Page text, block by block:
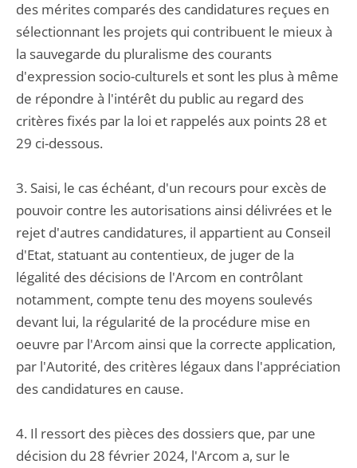
des mérites comparés des candidatures reçues en
sélectionnant les projets qui contribuent le mieux à
la sauvegarde du pluralisme des courants
d'expression socio-culturels et sont les plus à même
de répondre à l'intérêt du public au regard des
critères fixés par la loi et rappelés aux points 28 et
29 ci-dessous.
3. Saisi, le cas échéant, d'un recours pour excès de
pouvoir contre les autorisations ainsi délivrées et le
rejet d'autres candidatures, il appartient au Conseil
d'Etat, statuant au contentieux, de juger de la
légalité des décisions de l'Arcom en contrôlant
notamment, compte tenu des moyens soulevés
devant lui, la régularité de la procédure mise en
oeuvre par l'Arcom ainsi que la correcte application,
par l'Autorité, des critères légaux dans l'appréciation
des candidatures en cause.
4. Il ressort des pièces des dossiers que, par une
décision du 28 février 2024, l'Arcom a, sur le